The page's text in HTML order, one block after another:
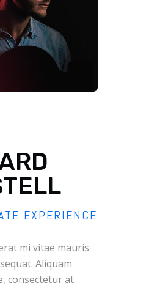
EXPERIENCE
mi vitae mauris
Aliquam
consectetur at